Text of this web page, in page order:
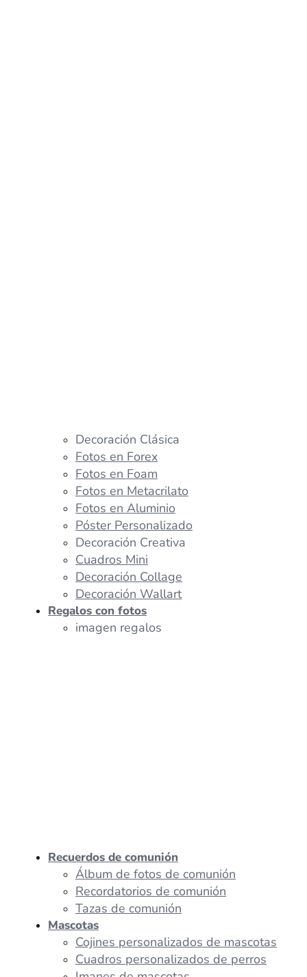
Decoración Clásica
Fotos en Forex
Fotos en Foam
Fotos en Metacrilato
Fotos en Aluminio
Póster Personalizado
Decoración Creativa
Cuadros Mini
Decoración Collage
Decoración Wallart
Regalos con fotos
imagen regalos
Recuerdos de comunión
Álbum de fotos de comunión
Recordatorios de comunión
Tazas de comunión
Mascotas
Cojines personalizados de mascotas
Cuadros personalizados de perros